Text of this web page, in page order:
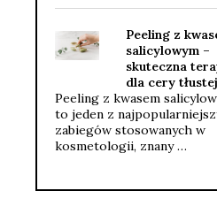
Peeling z
salicylowym –
skuteczna
dla cery tłustej
Peeling z kwasem
to jeden z
zabiegów stosowanych w
kosmetologii, znany …